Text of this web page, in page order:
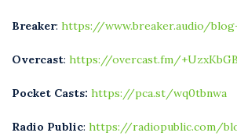
Breaker: https://www.breaker.audio/
Overcast: https://overcast.fm/
Pocket Casts: https://pca.st/wq0tbnwa
Radio Public: https://radiopublic.com/